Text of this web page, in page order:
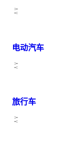
电动汽车
旅行车